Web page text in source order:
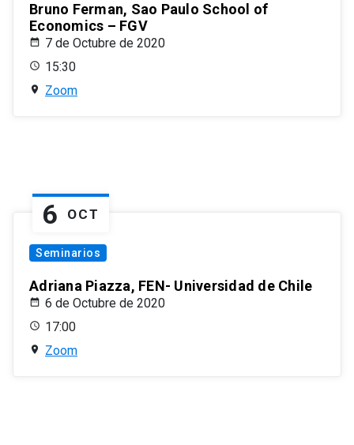
Bruno Ferman, Sao Paulo School of
Economics – FGV
7 de Octubre de 2020
15:30
Zoom
6 OCT
Seminarios
Adriana Piazza, FEN- Universidad de Chile
6 de Octubre de 2020
17:00
Zoom